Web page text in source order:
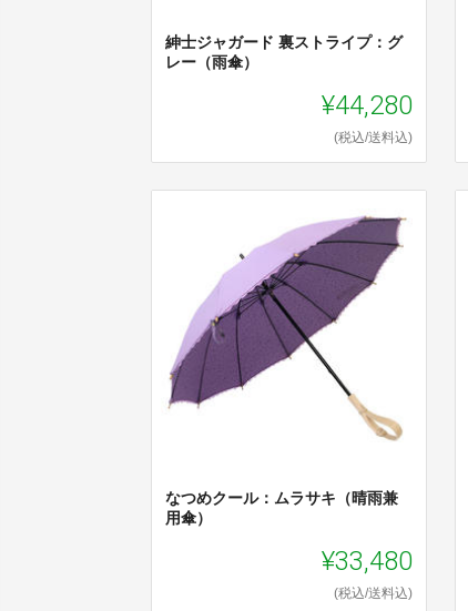
紳士ジャガード 裏ストライプ：グ
レー（雨傘）
¥44,280
(税込/送料込)
なつめクール：ムラサキ（晴雨兼
用傘）
¥33,480
(税込/送料込)